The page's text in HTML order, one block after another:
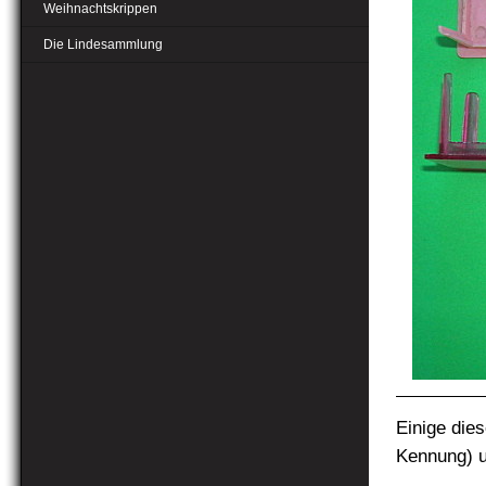
Weihnachtskrippen
Die Lindesammlung
Einige
Kennung)